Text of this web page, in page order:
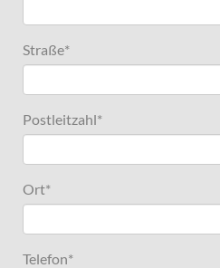
Straße*
Postleitzahl*
Ort*
Telefon*